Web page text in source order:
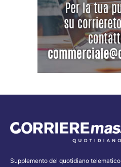
Supplemento del quotidiano telematico